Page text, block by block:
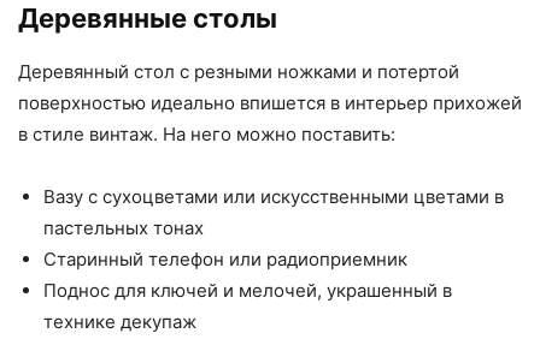
Деревянные столы
Деревянный стол с резными ножками и потертой
поверхностью идеально впишется в интерьер прихожей
в стиле винтаж. На него можно поставить:
Вазу с сухоцветами или искусственными цветами в
пастельных тонах
Старинный телефон или радиоприемник
Поднос для ключей и мелочей, украшенный в
технике декупаж